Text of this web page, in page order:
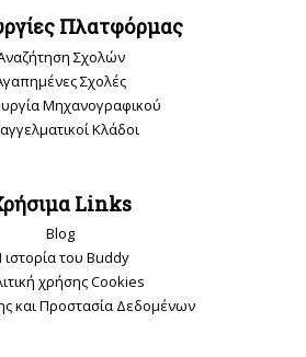
Πλατφόρμας
Σχολών
Σχολές
Μηχανογραφικού
Κλάδοι
Links
Blog
ιστορία του Buddy
χρήσης Cookies
και Προστασία Δεδομένων